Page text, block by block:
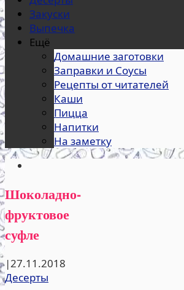
Закуски
Выпечка
Ещё
Домашние заготовки
Заправки и Соусы
Рецепты от читателей
Каши
Пицца
Напитки
На заметку
Шоколадно-
фруктовое
суфле
|27.11.2018
Десерты